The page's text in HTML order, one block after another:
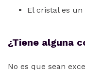
El cristal es
¿Tiene alguna
No es que sean